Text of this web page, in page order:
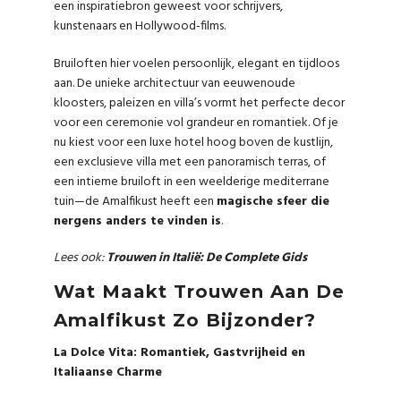
een inspiratiebron geweest voor schrijvers,
kunstenaars en Hollywood-films.
Bruiloften hier voelen persoonlijk, elegant en tijdloos
aan. De unieke architectuur van eeuwenoude
kloosters, paleizen en villa’s vormt het perfecte decor
voor een ceremonie vol grandeur en romantiek. Of je
nu kiest voor een luxe hotel hoog boven de kustlijn,
een exclusieve villa met een panoramisch terras, of
een intieme bruiloft in een weelderige mediterrane
tuin—de Amalfikust heeft een magische sfeer die
nergens anders te vinden is.
Lees ook:Trouwen in Italië: De Complete Gids
Wat Maakt Trouwen Aan De
Amalfikust Zo Bijzonder?
La Dolce Vita: Romantiek, Gastvrijheid en
Italiaanse Charme